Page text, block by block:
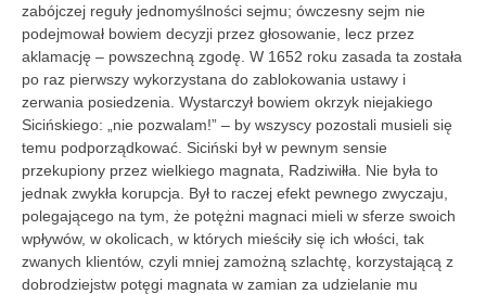
zabójczej reguły jednomyślności sejmu; ówczesny sejm nie
podejmował bowiem decyzji przez głosowanie, lecz przez
aklamację – powszechną zgodę. W 1652 roku zasada ta została
po raz pierwszy wykorzystana do zablokowania ustawy i
zerwania posiedzenia. Wystarczył bowiem okrzyk niejakiego
Sicińskiego: „nie pozwalam!” – by wszyscy pozostali musieli się
temu podporządkować. Siciński był w pewnym sensie
przekupiony przez wielkiego magnata, Radziwiłła. Nie była to
jednak zwykła korupcja. Był to raczej efekt pewnego zwyczaju,
polegającego na tym, że potężni magnaci mieli w sferze swoich
wpływów, w okolicach, w których mieściły się ich włości, tak
zwanych klientów, czyli mniej zamożną szlachtę, korzystającą z
dobrodziejstw potęgi magnata w zamian za udzielanie mu